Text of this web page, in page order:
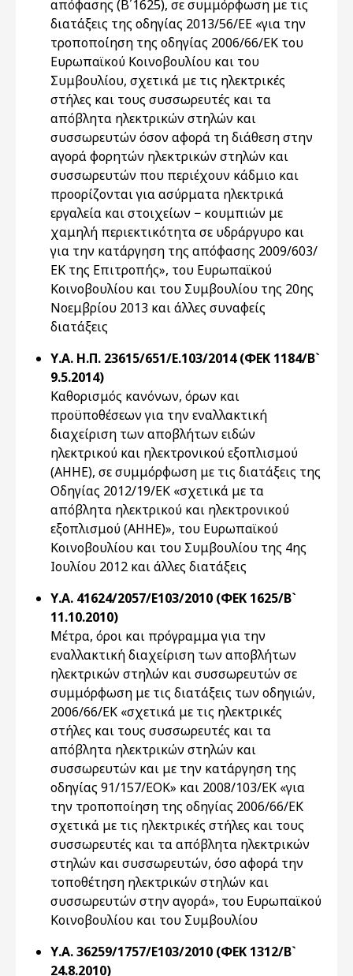
απόφασης (Β΄1625), σε συμμόρφωση με τις
διατάξεις της οδηγίας 2013/56/ΕΕ «για την
τροποποίηση της οδηγίας 2006/66/ΕΚ του
Ευρωπαϊκού Κοινοβουλίου και του
Συμβουλίου, σχετικά με τις ηλεκτρικές
στήλες και τους συσσωρευτές και τα
απόβλητα ηλεκτρικών στηλών και
συσσωρευτών όσον αφορά τη διάθεση στην
αγορά φορητών ηλεκτρικών στηλών και
συσσωρευτών που περιέχουν κάδμιο και
προορίζονται για ασύρματα ηλεκτρικά
εργαλεία και στοιχείων − κουμπιών με
χαμηλή περιεκτικότητα σε υδράργυρο και
για την κατάργηση της απόφασης 2009/603/
ΕΚ της Επιτροπής», του Ευρωπαϊκού
Κοινοβουλίου και του Συμβουλίου της 20ης
Νοεμβρίου 2013 και άλλες συναφείς
διατάξεις
Υ.Α. Η.Π. 23615/651/Ε.103/2014 (ΦΕΚ 1184/Β`
9.5.2014)
Καθορισμός κανόνων, όρων και
προϋποθέσεων για την εναλλακτική
διαχείριση των αποβλήτων ειδών
ηλεκτρικού και ηλεκτρονικού εξοπλισμού
(ΑΗΗΕ), σε συμμόρφωση με τις διατάξεις της
Οδηγίας 2012/19/ΕΚ «σχετικά με τα
απόβλητα ηλεκτρικού και ηλεκτρονικού
εξοπλισμού (ΑΗΗΕ)», του Ευρωπαϊκού
Κοινοβουλίου και του Συμβουλίου της 4ης
Ιουλίου 2012 και άλλες διατάξεις
Υ.Α. 41624/2057/Ε103/2010 (ΦΕΚ 1625/Β`
11.10.2010)
Μέτρα, όροι και πρόγραμμα για την
εναλλακτική διαχείριση των αποβλήτων
ηλεκτρικών στηλών και συσσωρευτών σε
συμμόρφωση με τις διατάξεις των οδηγιών,
2006/66/ΕΚ «σχετικά με τις ηλεκτρικές
στήλες και τους συσσωρευτές και τα
απόβλητα ηλεκτρικών στηλών και
συσσωρευτών και με την κατάργηση της
οδηγίας 91/157/ΕΟΚ» και 2008/103/ΕΚ «για
την τροποποίηση της οδηγίας 2006/66/ΕΚ
σχετικά με τις ηλεκτρικές στήλες και τους
συσσωρευτές και τα απόβλητα ηλεκτρικών
στηλών και συσσωρευτών, όσο αφορά την
τοποθέτηση ηλεκτρικών στηλών και
συσσωρευτών στην αγορά», του Ευρωπαϊκού
Κοινοβουλίου και του Συμβουλίου
Υ.Α. 36259/1757/Ε103/2010 (ΦΕΚ 1312/Β`
24.8.2010)